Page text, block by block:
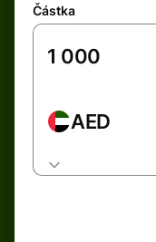
Částka
AED